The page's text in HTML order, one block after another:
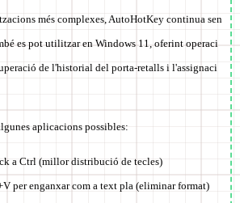
més complexes, AutoHotKey continua sen
es pot utilitzar en Windows 11, oferint operaci
de l'historial del porta-retalls i l'assignaci
aplicacions possibles:
a Ctrl (millor distribució de tecles)
per enganxar com a text pla (eliminar format)